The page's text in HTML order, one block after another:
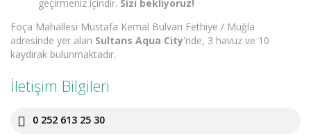
geçirmeniz içindir. Sizi bekliyoruz!
Foça Mahallesi Mustafa Kemal Bulvarı Fethiye / Muğla
adresinde yer alan Sultans Aqua City'nde, 3 havuz ve 10
kaydırak bulunmaktadır.
İletişim Bilgileri
0 252 613 25 30